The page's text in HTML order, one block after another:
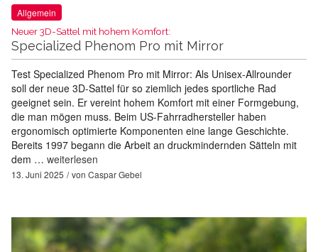
Allgemein
Neuer 3D-Sattel mit hohem Komfort:
Specialized Phenom Pro mit Mirror
Test Specialized Phenom Pro mit Mirror: Als Unisex-Allrounder
soll der neue 3D-Sattel für so ziemlich jedes sportliche Rad
geeignet sein. Er vereint hohem Komfort mit einer Formgebung,
die man mögen muss. Beim US-Fahrradhersteller haben
ergonomisch optimierte Komponenten eine lange Geschichte.
Bereits 1997 begann die Arbeit an druckmindernden Sätteln mit
dem … weiterlesen
13. Juni 2025 von Caspar Gebel